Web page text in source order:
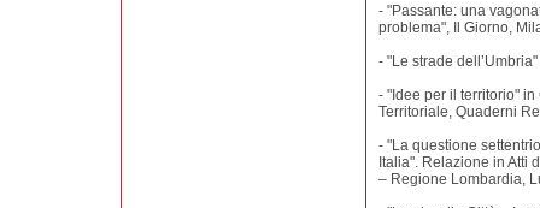
- "Passante: una
problema", Il Giorno,
- "Le strade
- "Idee per il territorio"
Territoriale, Quaderni
- "La questione
Italia". Relazione in Atti
– Regione Lombardia,